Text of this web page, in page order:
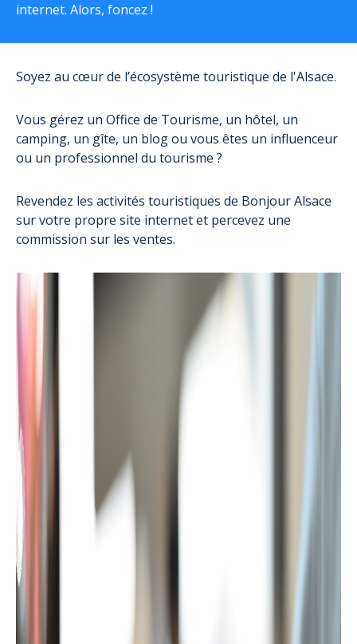
internet. Alors, foncez !
Soyez au cœur de l’écosystème touristique de l'Alsace.
Vous gérez un Office de Tourisme, un hôtel, un
camping, un gîte, un blog ou vous êtes un influenceur
ou un professionnel du tourisme ?
Revendez les activités touristiques de Bonjour Alsace
sur votre propre site internet et percevez une
commission sur les ventes.